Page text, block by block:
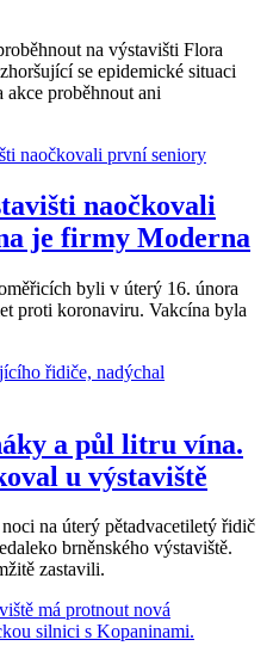
na výstavišti Flora
se epidemické situaci
akce proběhnout ani
naočkovali
je firmy Moderna
byli v úterý 16. února
proti koronaviru. Vakcína byla
a půl litru vína.
u výstaviště
na úterý pětadvacetiletý řidič
brněnského výstaviště.
zastavili.